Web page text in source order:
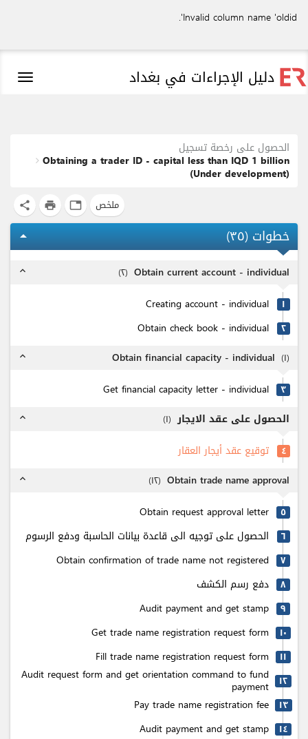
Invalid column name 'oldid'.
دليل الإجراءات في بغداد
الحصول على رخصة تسجيل
Obtaining a trader ID - capital less than IQD 1 billion
(Under development)
ملخص tab
print
share
خطوات (٣٥)
arrow_drop_up
Obtain current account - individual
(٢)
expand_less
۱ Creating account - individual
٢
Obtain check book - individual
Obtain financial capacity - individual (۱)
expand_less
٣
Get financial capacity letter - individual
الحصول على عقد الايجار (۱)
expand_less
٤
توقيع عقد أيجار العقار
Obtain trade name approval
(۱٢)
expand_less
٥ Obtain request approval letter
٦ الحصول على توجيه الى قاعدة بيانات الحاسبة ودفع الرسوم
٧ Obtain confirmation of trade name not registered
٨ دفع رسم الكشف
٩ Audit payment and get stamp
۱٠ Get trade name registration request form
۱۱ Fill trade name registration request form
۱٢ Audit request form and get orientation command to fund
payment
۱٣ Pay trade name registration fee
۱٤ Audit payment and get stamp